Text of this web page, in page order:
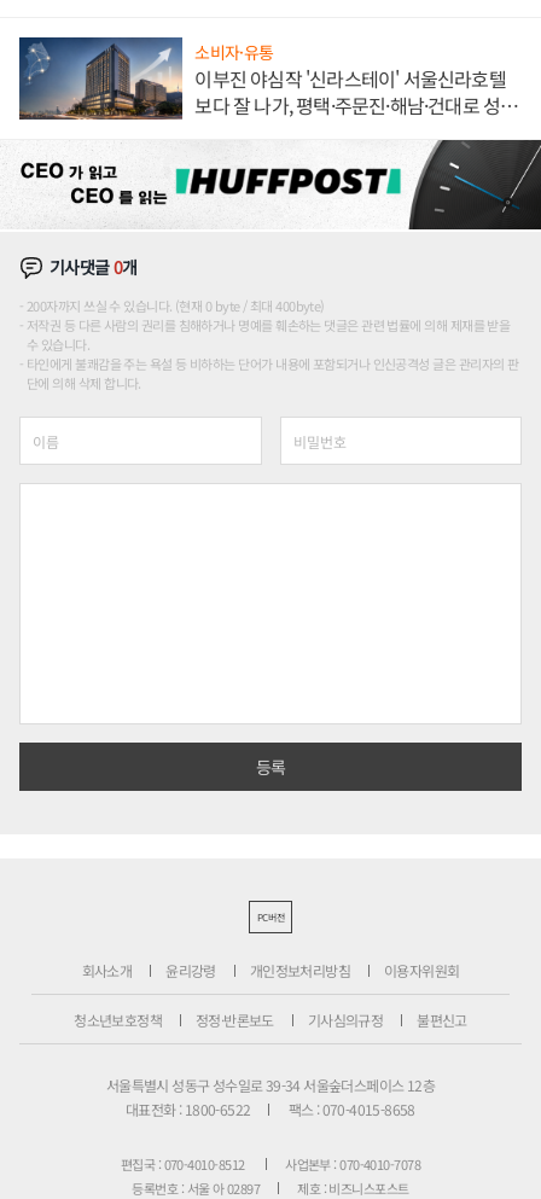
소비자·유통
이부진 야심작 '신라스테이' 서울신라호텔
보다 잘 나가, 평택·주문진·해남·건대로 성
기사댓글0개
200자까지 쓰실 수 있습니다. (현재 0 byte / 최대 400byte)
저작권 등 다른 사람의 권리를 침해하거나 명예를 훼손하는 댓글은 관련 법률에 의해 제재를 받을
수 있습니다.
타인에게 불쾌감을 주는 욕설 등 비하하는 단어가 내용에 포함되거나 인신공격성 글은 관리자의 판
단에 의해 삭제 합니다.
PC버전
회사소개 윤리강령 개인정보처리방침 이용자위원회
청소년보호정책 정정·반론보도 기사심의규정 불편신고
서울특별시 성동구 성수일로 39-34 서울숲더스페이스 12층
대표전화 : 1800-6522
팩스 : 070-4015-8658
편집국 : 070-4010-8512
사업본부 : 070-4010-7078
등록번호 : 서울 아 02897
제호 : 비즈니스포스트